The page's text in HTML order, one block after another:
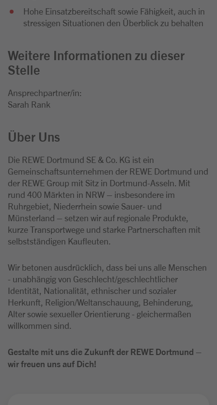
Hohe Einsatzbereitschaft sowie Fähigkeit, auch in
stressigen Situationen den Überblick zu behalten
Weitere Informationen zu dieser
Stelle
Ansprechpartner/in:
Sarah Rank
Über Uns
Die REWE Dortmund SE & Co. KG ist ein
Gemeinschaftsunternehmen der REWE Dortmund und
der REWE Group mit Sitz in Dortmund-Asseln. Mit
rund 400 Märkten in NRW – insbesondere im
Ruhrgebiet, Niederrhein sowie Sauer- und
Münsterland – setzen wir auf regionale Produkte,
kurze Transportwege und starke Partnerschaften mit
selbstständigen Kaufleuten.
Wir betonen ausdrücklich, dass bei uns alle Menschen
- unabhängig von Geschlecht/geschlechtlicher
Identität, Nationalität, ethnischer und sozialer
Herkunft, Religion/Weltanschauung, Behinderung,
Alter sowie sexueller Orientierung - gleichermaßen
willkommen sind.
Gestalte mit uns die Zukunft der REWE Dortmund –
wir freuen uns auf Dich!